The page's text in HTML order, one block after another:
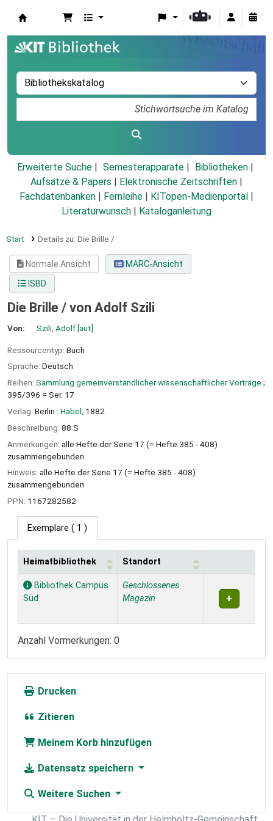
Erweiterte Suche Semesterapparate
Bibliotheken
Aufsätze & Papers
Elektronische Zeitschriften
Fachdatenbanken
Fernleihe KITopen-Medienportal
Literaturwunsch
Kataloganleitung
Start Details zu: Die Brille /
Normale Ansicht
MARC-Ansicht
ISBD
Die Brille / von Adolf Szili
Von: Szili, Adolf[aut]
Ressourcentyp: Buch
Sprache: Deutsch
Reihen: Sammlung gemeinverständlicher wissenschaftlicher Vorträge ;
395/396 = Ser. 17
Verlag: Berlin : Habel, 1882
Beschreibung: 88 S
Anmerkungen: alle Hefte der Serie 17 (= Hefte 385 - 408)
zusammengebunden
Hinweis: alle Hefte der Serie 17 (= Hefte 385 - 408)
zusammengebunden
PPN: 1167282582
Exemplare ( 1 )
Exemplare
Heimatbibliothek Standort
Bibliothek Campus
Süd
Geschlossenes
Magazin
Anzahl Vormerkungen: 0
Drucken
Zitieren
Meinem Korb hinzufügen
Datensatz speichern
Weitere Suchen